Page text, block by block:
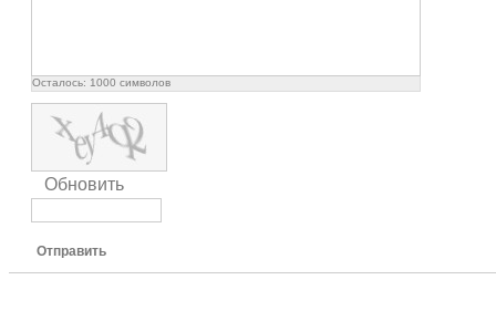
Осталось: 1000 символов
Обновить
Отправить